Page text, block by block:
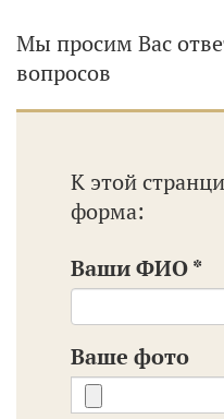
Мы просим Вас
вопросов
К этой
форма:
Ваши ФИО *
Ваше фото